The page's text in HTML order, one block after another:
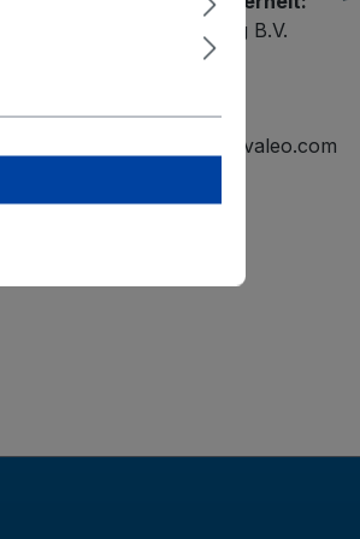
Valeo International Holding B.V.
helmond-hotline.mailbox@valeo.com